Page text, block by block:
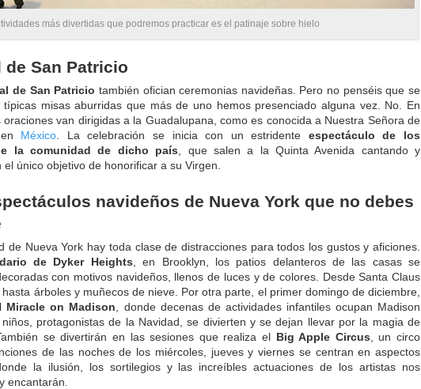
más divertidas que podremos practicar es el patinaje sobre hielo
de San Patricio
de San Patricio también ofician ceremonias navideñas. Pero no penséis que se
misas aburridas que más de uno hemos presenciado alguna vez. No. En
oraciones van dirigidas a la Guadalupana, como es conocida a Nuestra Señora de
México. La celebración se inicia con un estridente espectáculo de los
la comunidad de dicho país, que salen a la Quinta Avenida cantando y
el único objetivo de honorificar a su Virgen.
navideños de Nueva York que no debes
de Nueva York hay toda clase de distracciones para todos los gustos y aficiones.
de Dyker Heights , en Brooklyn, los patios delanteros de las casas se
con motivos navideños, llenos de luces y de colores. Desde Santa Claus
árboles y muñecos de nieve. Por otra parte, el primer domingo de diciembre,
Miracle on Madison , donde decenas de actividades infantiles ocupan Madison
protagonistas de la Navidad, se divierten y se dejan llevar por la magia de
se divertirán en las sesiones que realiza el Big Apple Circus , un circo
de las noches de los miércoles, jueves y viernes se centran en aspectos
la ilusión, los sortilegios y las increíbles actuaciones de los artistas nos
encantarán.